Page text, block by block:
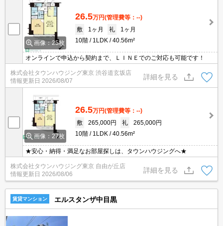
画像：25枚
26.5万円(管理費等：--)
敷
1ヶ月 礼
1ヶ月
10階
1LDK 40.56m²
オンラインで申込から契約まで、ＬＩＮＥでのご対応も可能です！
株式会社タウンハウジング東京 渋谷道玄坂店
情報更新日 2026/08/07
詳細を見る
画像：27枚
26.5万円(管理費等：--)
敷
265,000円 礼
265,000円
10階
1LDK 40.56m²
★安心・納得・満足なお部屋探しは、タウンハウジングへ★
株式会社タウンハウジング東京 自由が丘店
情報更新日 2026/08/06
詳細を見る
賃貸マンション エルスタンザ中目黒